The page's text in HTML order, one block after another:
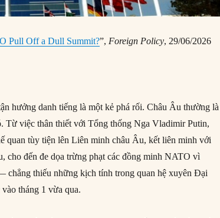
Pull Off a Dull Summit?”, Foreign Policy, 29/06/2026
hưởng danh tiếng là một kẻ phá rối. Châu Âu thường là
Từ việc thân thiết với Tổng thống Nga Vladimir Putin,
quan tùy tiện lên Liên minh châu Âu, kết liên minh với
cho đến đe dọa trừng phạt các đồng minh NATO vì
chẳng thiếu những kịch tính trong quan hệ xuyên Đại
tháng 1 vừa qua.